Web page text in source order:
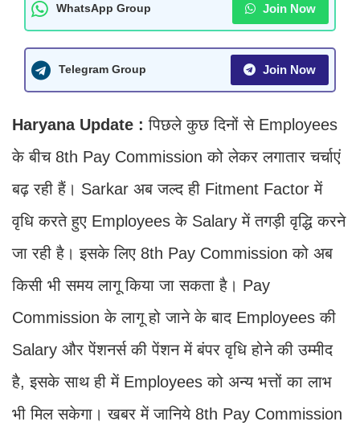
WhatsApp Group Join Now
Telegram Group Join Now
Haryana Update :पिछले कुछ दिनों से Employees
के बीच 8th Pay Commission को लेकर लगातार चर्चाएं
बढ़ रही हैं। Sarkar अब जल्द ही Fitment Factor में
वृधि करते हुए Employees के Salary में तगड़ी वृद्धि करने
जा रही है। इसके लिए 8th Pay Commission को अब
किसी भी समय लागू किया जा सकता है। Pay
Commission के लागू हो जाने के बाद Employees की
Salary और पेंशनर्स की पेंशन में बंपर वृधि होने की उम्मीद
है, इसके साथ ही में Employees को अन्य भत्तों का लाभ
भी मिल सकेगा। खबर में जानिये 8th Pay Commission